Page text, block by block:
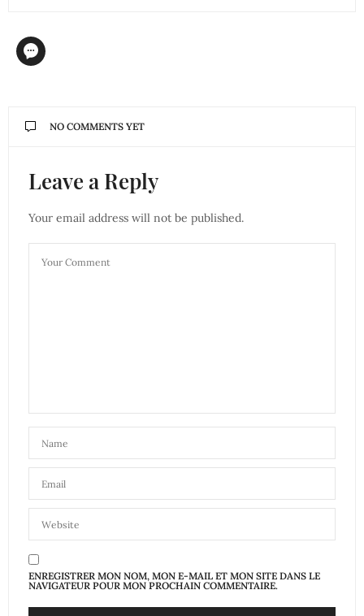
NO COMMENTS YET
Leave a Reply
Your email address will not be published.
ENREGISTRER MON NOM, MON E-MAIL ET MON SITE DANS LE
NAVIGATEUR POUR MON PROCHAIN COMMENTAIRE.